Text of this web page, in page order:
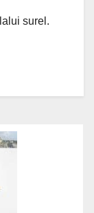
surel.